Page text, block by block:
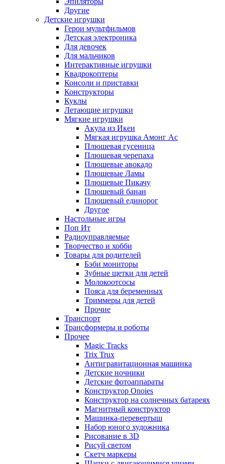
Другие
Детские игрушки
Герои мультфильмов
Детская электроника
Для девочек
Для мальчиков
Интерактивные игрушки
Квадрокоптеры
Консоли и приставки
Конструкторы
Куклы
Летающие игрушки
Мягкие игрушки
Акула из Икеи
Мягкая игрушка Амонг Ас
Плюшевая гусеница
Плюшевая черепаха
Плюшевые авокадо
Плюшевые Ламы
Плюшевые Пикачу
Плюшевый банан
Плюшевый единорог
Другое
Настольные игры
Поп Ит
Радиоуправляемые
Творчество и хобби
Товары для родителей
Бэби мониторы
Зубные щетки для детей
Молокоотсосы
Пояса для беременных
Триммеры для детей
Прочие
Транспорт
Трансформеры и роботы
Прочее
Magic Tracks
Trix Trux
Антигравитационная машинка
Детские ночники
Детские фотоаппараты
Конструктор Onoies
Конструктор на солнечных батареях
Магнитный конструктор
Машинка-перевертыш
Набор юного художника
Рисование в 3D
Рисуй светом
Скетч маркеры